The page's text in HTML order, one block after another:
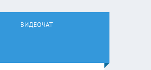
ВИДЕОЧАТ